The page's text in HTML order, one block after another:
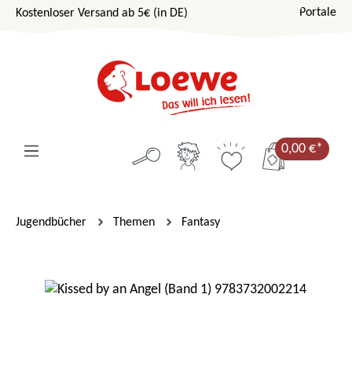
Zum Hauptinhalt springen
Kostenloser Versand ab 5€ (in DE) Portale
0,00 €*
Jugendbücher Themen Fantasy
Bildergalerie überspringen